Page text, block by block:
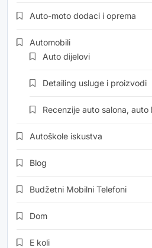
Auto-moto dodaci i oprema
Automobili
Auto dijelovi
Detailing usluge i proizvodi
Recenzije auto salona,
Autoškole iskustva
Blog
Budžetni Mobilni Telefoni
Dom
E koli